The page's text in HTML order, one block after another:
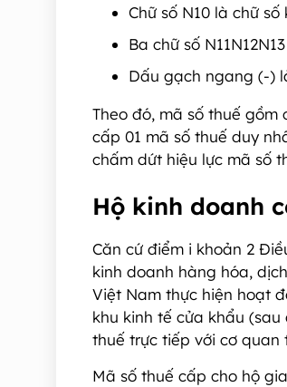
Chữ số N10 là chữ số
Ba chữ số
Dấu gạch ngang (-)
Theo đó, mã số thuế gồm
cấp 01 mã số thuế duy
chấm dứt hiệu lực mã số
Hộ kinh doanh
Căn cứ điểm i khoản 2
kinh doanh hàng hóa,
Việt Nam thực hiện hoạt
khu kinh tế cửa khẩu
thuế trực tiếp với cơ quan
Mã số thuế cấp cho hộ